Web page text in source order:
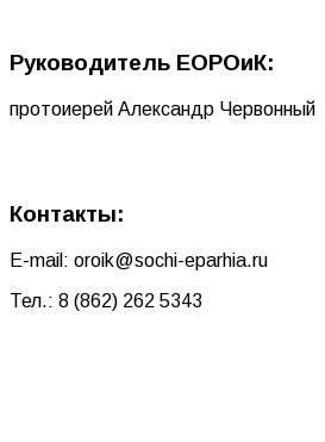
Руководитель ЕОРОиК:
протоиерей Александр Червонный
Контакты:
E-mail: oroik@sochi-eparhia.ru
Тел.: 8 (862) 262 5343